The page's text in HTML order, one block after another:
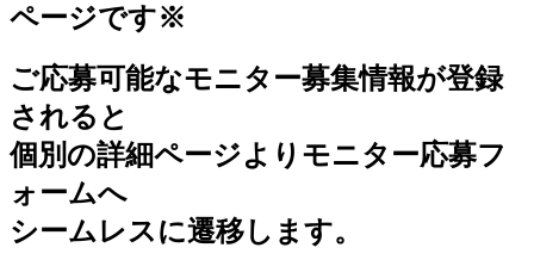
ページです※
ご応募可能なモニター募集情報が登録
されると
個別の詳細ページよりモニター応募フ
ォームへ
シームレスに遷移します。